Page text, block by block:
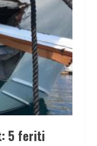
5 feriti